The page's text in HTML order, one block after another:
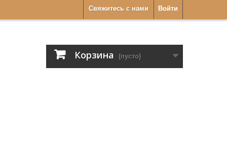
Войти
Свяжитесь с нами
Корзина (пусто)